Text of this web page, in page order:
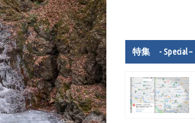
特集 - Special –